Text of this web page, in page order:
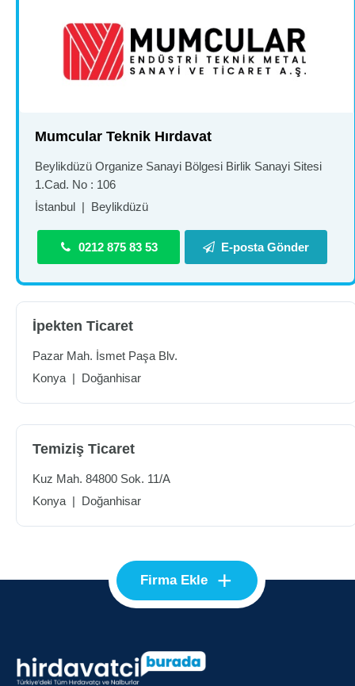
Mumcular Teknik Hırdavat
Beylikdüzü Organize Sanayi Bölgesi Birlik Sanayi Sitesi
1.Cad. No : 106
İstanbul | Beylikdüzü
0212 875 83 53 E-posta Gönder
İpekten Ticaret
Pazar Mah. İsmet Paşa Blv.
Konya | Doğanhisar
Temiziş Ticaret
Kuz Mah. 84800 Sok. 11/A
Konya | Doğanhisar
Firma Ekle +